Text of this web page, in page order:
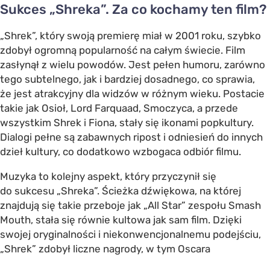
Sukces „Shreka”. Za co kochamy ten film?
„Shrek”, który swoją premierę miał w 2001 roku, szybko
zdobył ogromną popularność na całym świecie. Film
zasłynął z wielu powodów. Jest pełen humoru, zarówno
tego subtelnego, jak i bardziej dosadnego, co sprawia,
że jest atrakcyjny dla widzów w różnym wieku. Postacie
takie jak Osioł, Lord Farquaad, Smoczyca, a przede
wszystkim Shrek i Fiona, stały się ikonami popkultury.
Dialogi pełne są zabawnych ripost i odniesień do innych
dzieł kultury, co dodatkowo wzbogaca odbiór filmu.
Muzyka to kolejny aspekt, który przyczynił się
do sukcesu „Shreka”. Ścieżka dźwiękowa, na której
znajdują się takie przeboje jak „All Star” zespołu Smash
Mouth, stała się równie kultowa jak sam film. Dzięki
swojej oryginalności i niekonwencjonalnemu podejściu,
„Shrek” zdobył liczne nagrody, w tym Oscara